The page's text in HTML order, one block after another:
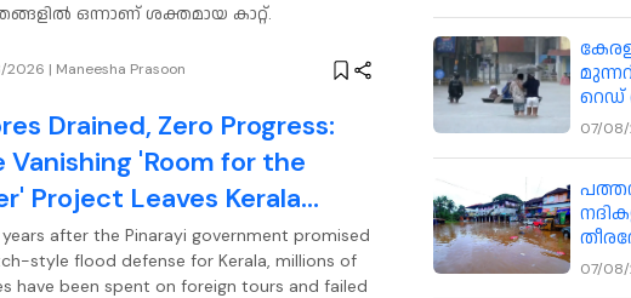
ഒന്നാണ് ശക്തമായ കാറ്റ്.
2026 | Maneesha Prasoon
Drained, Zero Progress:
Vanishing 'Room for the
Project Leaves Kerala
after the Pinarayi government promised
style flood defense for Kerala, millions of
have been spent on foreign tours and failed
റെഡ്
07/
07/